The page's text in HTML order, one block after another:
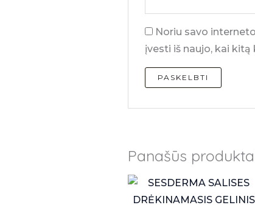
Noriu savo
įvesti iš naujo, kai
Panašūs